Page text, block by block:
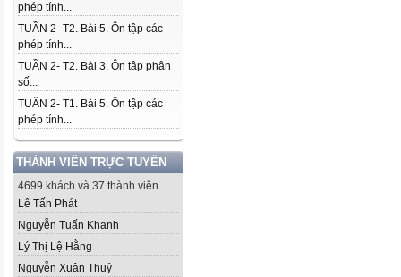
phép tính...
TUẦN 2- T2. Bài 5. Ôn tập các
phép tính...
TUẦN 2- T2. Bài 3. Ôn tập phân
số...
TUẦN 2- T1. Bài 5. Ôn tập các
phép tính...
THÀNH VIÊN TRỰC TUYẾN
4699 khách và 37 thành viên
Lê Tấn Phát
Nguyễn Tuấn Khanh
Lý Thị Lệ Hằng
Nguyễn Xuân Thuỷ